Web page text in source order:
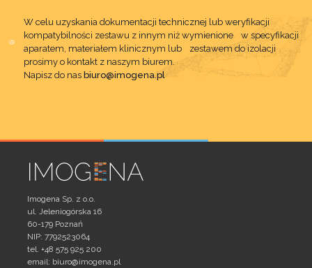
W celu uzyskania dokumentacji technicznej lub weryfikacji
kompatybilności zestawu z innym niż wymienione w specyfikacji
aparatem, materiałem klinicznym lub zestawem do izolacji
prosimy o kontakt z naszym biurem.
Napisz do nas biuro@imogena.pl
Imogena Sp. z o.o.
ul. Jeleniogórska 16
60-179 Poznań
NIP: 7792523064
tel. +48 575 925 200
email: biuro@imogena.pl